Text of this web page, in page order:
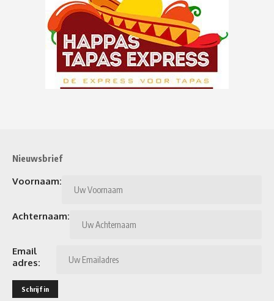
Nieuwsbrief
Voornaam:
Achternaam:
Email
adres: